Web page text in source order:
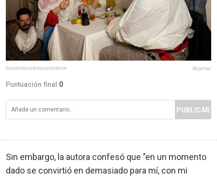
tussenkunstenquarantaine Reportar
Puntuación final:0
PUBLICAR
Sin embargo, la autora confesó que "en un momento
dado se convirtió en demasiado para mí, con mi